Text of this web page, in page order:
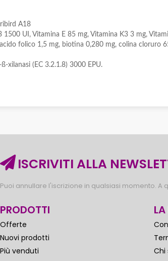
A18
UI, Vitamina E 85 mg, Vitamina K3 3 mg,
folico 1,5 mg, biotina 0,280 mg, colina cloruro
xilanasi (EC 3.2.1.8) 3000 EPU.
ISCRIVITI ALLA
Puoi annullare l'iscrizione in qualsiasi momento.
PRODOTTI
Offerte
Nuovi prodotti
Più venduti
Chi